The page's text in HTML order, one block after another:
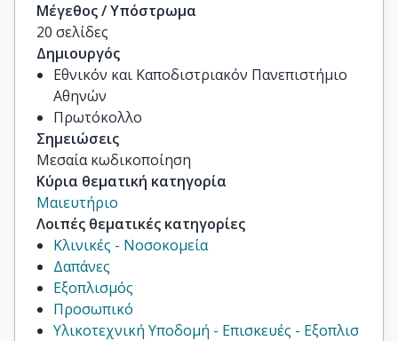
Μέγεθος / Υπόστρωμα
20 σελίδες
Δημιουργός
Εθνικόν και Καποδιστριακόν Πανεπιστήμιο
Αθηνών
Πρωτόκολλο
Σημειώσεις
Μεσαία κωδικοποίηση
Κύρια θεματική κατηγορία
Μαιευτήριο
Λοιπές θεματικές κατηγορίες
Κλινικές - Νοσοκομεία
Δαπάνες
Εξοπλισμός
Προσωπικό
Υλικοτεχνική Υποδομή - Επισκευές - Εξοπλισ